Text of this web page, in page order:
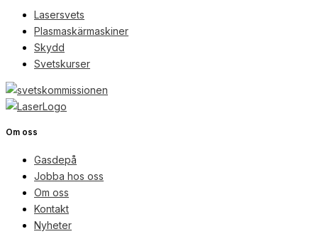
Lasersvets
Plasmaskärmaskiner
Skydd
Svetskurser
Om oss
Gasdepå
Jobba hos oss
Om oss
Kontakt
Nyheter